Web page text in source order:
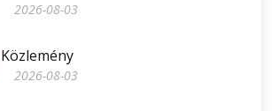
2026-08-03
Közlemény
2026-08-03